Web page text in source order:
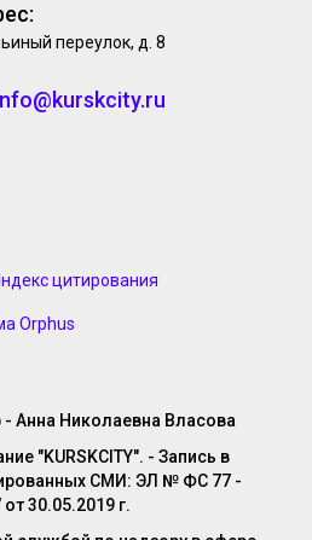
переулок, д. 8
- Анна Николаевна Власова
"KURSKCITY". - Запись в
СМИ: ЭЛ № ФС 77 -
от 30.05.2019 г.